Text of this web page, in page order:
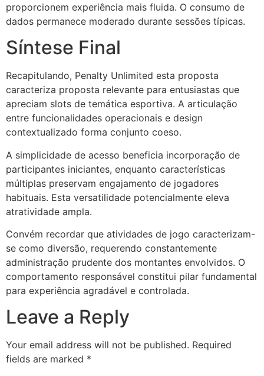
proporcionem experiência mais fluida. O consumo de
dados permanece moderado durante sessões típicas.
Síntese Final
Recapitulando, Penalty Unlimited esta proposta
caracteriza proposta relevante para entusiastas que
apreciam slots de temática esportiva. A articulação
entre funcionalidades operacionais e design
contextualizado forma conjunto coeso.
A simplicidade de acesso beneficia incorporação de
participantes iniciantes, enquanto características
múltiplas preservam engajamento de jogadores
habituais. Esta versatilidade potencialmente eleva
atratividade ampla.
Convém recordar que atividades de jogo caracterizam-
se como diversão, requerendo constantemente
administração prudente dos montantes envolvidos. O
comportamento responsável constitui pilar fundamental
para experiência agradável e controlada.
Leave a Reply
Your email address will not be published. Required
fields are marked *